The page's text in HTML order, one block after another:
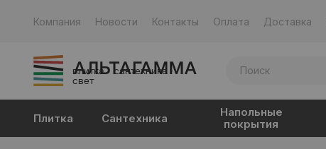
Компания Новости Контакты Оплата Доставка
плитка · сантехника ·
свет
Плитка Сантехника
Напольные
покрытия